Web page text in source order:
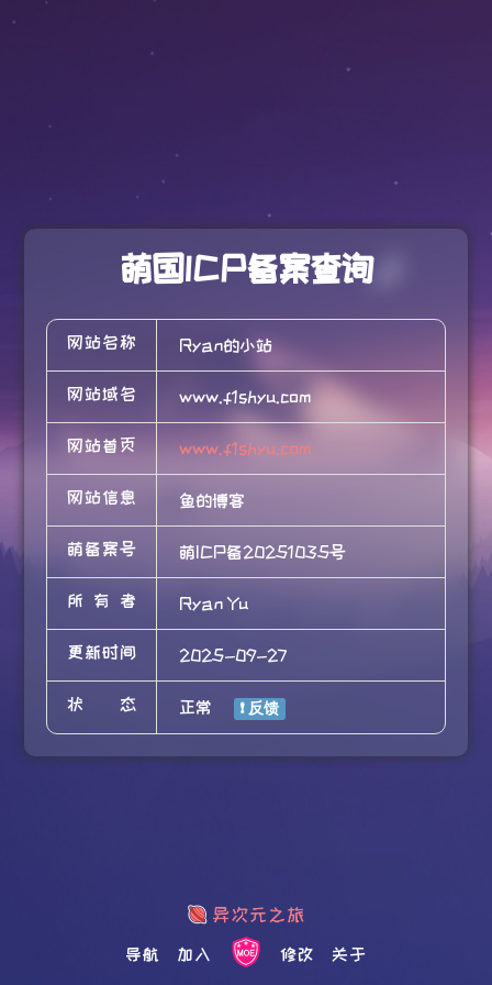
萌国ICP备案查询
网站名称 Ryan的小站
网站域名 www.f1shyu.com
网站首页 www.f1shyu.com
网站信息 鱼的博客
萌备案号 萌ICP备20251035号
所有者 Ryan Yu
更新时间 2025-09-27
状态 正常
导航 加入 修改 关于